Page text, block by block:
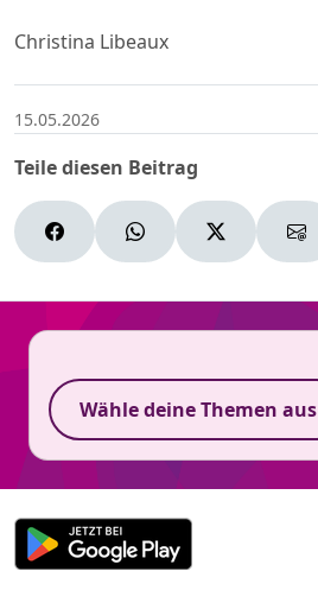
Christina Libeaux
15.05.2026
Teile diesen Beitrag
Wähle deine Themen aus